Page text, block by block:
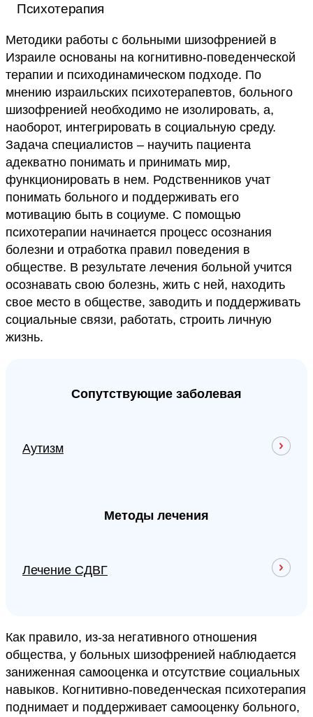
Психотерапия
Методики работы с больными шизофренией в
Израиле основаны на когнитивно-поведенческой
терапии и психодинамическом подходе. По
мнению израильских психотерапевтов, больного
шизофренией необходимо не изолировать, а,
наоборот, интегрировать в социальную среду.
Задача специалистов – научить пациента
адекватно понимать и принимать мир,
функционировать в нем. Родственников учат
понимать больного и поддерживать его
мотивацию быть в социуме. С помощью
психотерапии начинается процесс осознания
болезни и отработка правил поведения в
обществе. В результате лечения больной учится
осознавать свою болезнь, жить с ней, находить
свое место в обществе, заводить и поддерживать
социальные связи, работать, строить личную
жизнь.
Сопутствующие заболевая
Аутизм
Методы лечения
Лечение СДВГ
Как правило, из-за негативного отношения
общества, у больных шизофренией наблюдается
заниженная самооценка и отсутствие социальных
навыков. Когнитивно-поведенческая психотерапия
поднимает и поддерживает самооценку больного,